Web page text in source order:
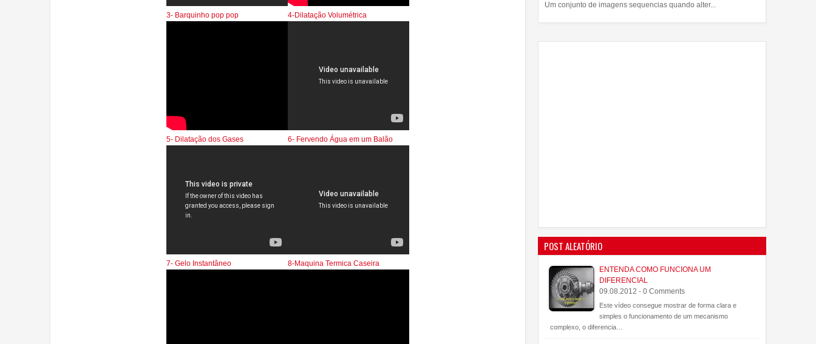
3- Barquinho pop pop 4-Dilatação Volumétrica
5- Dilatação dos Gases 6- Fervendo Água em um Balão
7- Gelo Instantâneo 8-Maquina Termica Caseira
Um conjunto de imagens sequencias quando alter...
POST ALEATÓRIO
ENTENDA COMO FUNCIONA UM
DIFERENCIAL
09.08.2012 - 0 Comments
Este vídeo consegue mostrar de forma clara e
simples o funcionamento de um mecanismo
complexo, o diferencia…